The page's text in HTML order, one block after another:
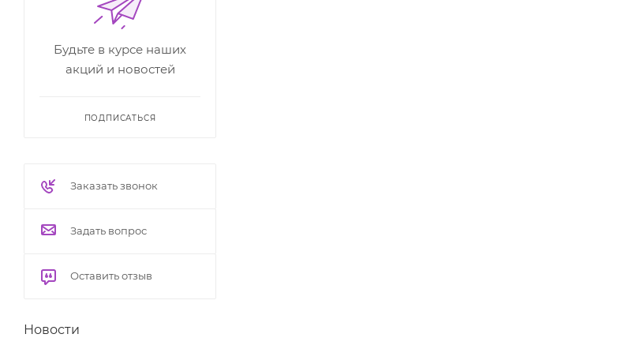
Будьте в курсе наших
акций и новостей
ПОДПИСАТЬСЯ
Заказать звонок
Задать вопрос
Оставить отзыв
Новости